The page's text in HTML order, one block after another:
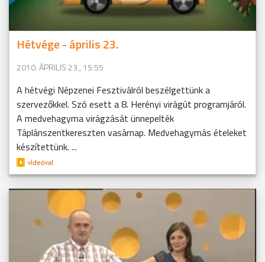
Hétvége - április 23.
2010. ÁPRILIS 23., 15:55
A hétvégi Népzenei Fesztiválról beszélgettünk a
szervezőkkel. Szó esett a 8. Herényi virágút programjáról.
A medvehagyma virágzását ünnepelték
Táplánszentkereszten vasárnap. Medvehagymás ételeket
készítettünk. ...